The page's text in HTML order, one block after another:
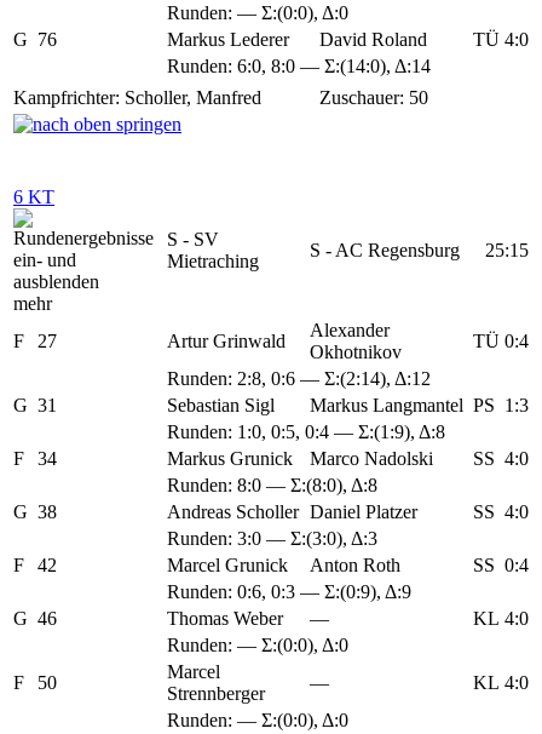
Runden: — Σ:(0:0), Δ:0
G 76 Markus Lederer David Roland TÜ 4:0
Runden: 6:0, 8:0 — Σ:(14:0), Δ:14
Kampfrichter: Scholler, Manfred
Zuschauer: 50
6 KT
mehr
S - SV
Mietraching
S - AC Regensburg 25:15
F 27 Artur Grinwald
Alexander
Okhotnikov
TÜ 0:4
Runden: 2:8, 0:6 — Σ:(2:14), Δ:12
G 31 Sebastian Sigl Markus Langmantel PS 1:3
Runden: 1:0, 0:5, 0:4 — Σ:(1:9), Δ:8
F
34 Markus Grunick Marco Nadolski SS 4:0
Runden: 8:0 — Σ:(8:0), Δ:8
G 38 Andreas Scholler Daniel Platzer SS 4:0
Runden: 3:0 — Σ:(3:0), Δ:3
F
42 Marcel Grunick Anton Roth SS 0:4
Runden: 0:6, 0:3 — Σ:(0:9), Δ:9
G 46 Thomas Weber — KL 4:0
Runden: — Σ:(0:0), Δ:0
F
50
Marcel
Strennberger
— KL 4:0
Runden: — Σ:(0:0), Δ:0